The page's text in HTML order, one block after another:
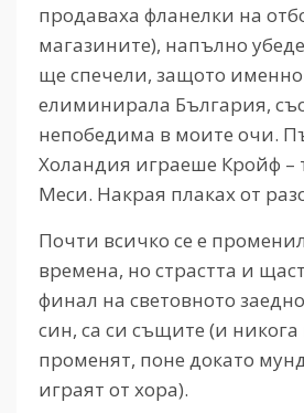
продаваха фланелки на
магазините), напълно
ще спечели, защото
елиминирала България,
непобедима в моите очи.
Холандия играеше Кройф –
Меси. Накрая плаках от
Почти всичко се е
времена, но страстта и
финал на световното
син, са си същите (и никога
променят, поне докато
играят от хора).